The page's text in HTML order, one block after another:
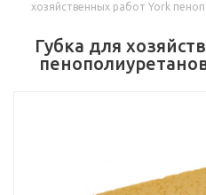
хозяйственных работ York
Губка для